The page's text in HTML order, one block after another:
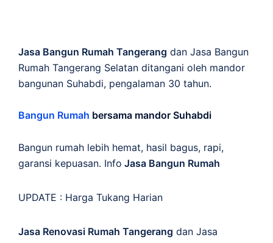
Jasa Bangun Rumah Tangerang dan Jasa Bangun
Rumah Tangerang Selatan ditangani oleh mandor
bangunan Suhabdi, pengalaman 30 tahun.
Bangun Rumah bersama mandor Suhabdi
Bangun rumah lebih hemat, hasil bagus, rapi,
garansi kepuasan. Info Jasa Bangun Rumah
UPDATE : Harga Tukang Harian
Jasa Renovasi Rumah Tangerang dan Jasa